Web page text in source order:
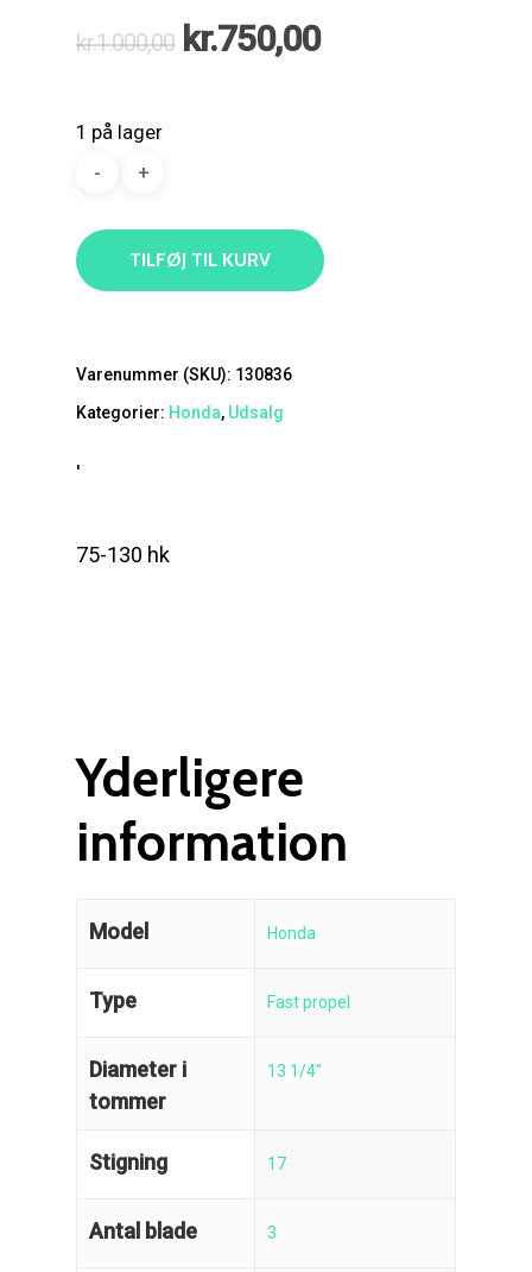
kr.1.000,00 Den
kr.750,00Den
1 på lager
TILFØJ TIL KURV
Varenummer (SKU): 130836
Kategorier: Honda, Udsalg
'
75-130 hk
Yderligere
information
Model Honda
Type Fast propel
Diameter i
tommer
13 1/4"
Stigning 17
Antal blade 3